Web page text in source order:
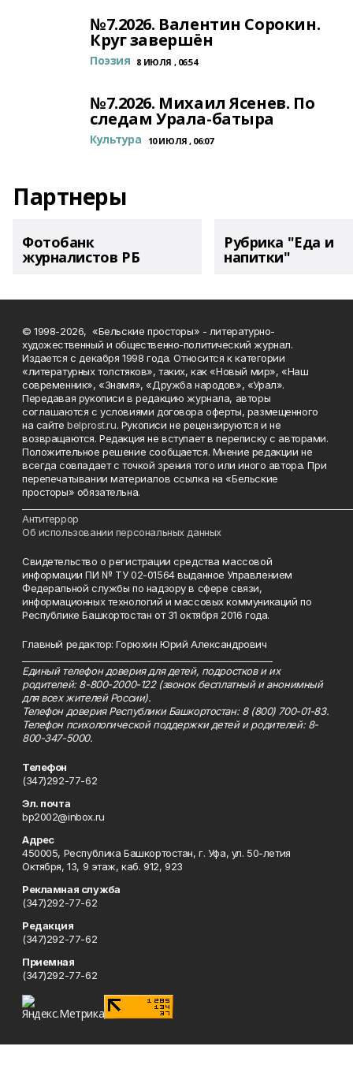
№7.2026. Валентин Сорокин.
Круг завершён
Поэзия 8 ИЮЛЯ , 06:54
№7.2026. Михаил Ясенев. По
следам Урала-батыра
Культура 10 ИЮЛЯ , 06:07
Партнеры
Фотобанк
журналистов РБ
Рубрика "Еда и
напитки"
© 1998-2026, «Бельские просторы» - литературно-
художественный и общественно-политический журнал.
Издается с декабря 1998 года. Относится к категории
«литературных толстяков», таких, как «Новый мир», «Наш
современник», «Знамя», «Дружба народов», «Урал».
Передавая рукописи в редакцию журнала, авторы
соглашаются с условиями договора оферты, размещенного
на сайтеbelprost.ru. Рукописи не рецензируются и не
возвращаются. Редакция не вступает в переписку с авторами.
Положительное решение сообщается. Мнение редакции не
всегда совпадает с точкой зрения того или иного автора. При
перепечатывании материалов ссылка на «Бельские
просторы» обязательна.
Антитеррор
Об использовании персональных данных
Свидетельство о регистрации средства массовой
информации ПИ № ТУ 02-01564 выданное Управлением
Федеральной службы по надзору в сфере связи,
информационных технологий и массовых коммуникаций по
Республике Башкортостан от 31 октября 2016 года.
Главный редактор: Горюхин Юрий Александрович
Единый телефон доверия для детей, подростков и их
родителей: 8-800-2000-122 (звонок бесплатный и анонимный
для всех жителей России).
Телефон доверия Республики Башкортостан: 8 (800) 700-01-83.
Телефон психологической поддержки детей и родителей: 8-
800-347-5000.
Телефон
(347)292-77-62
Эл. почта
bp2002@inbox.ru
Адрес
450005, Республика Башкортостан, г. Уфа, ул. 50-летия
Октября, 13, 9 этаж, каб. 912, 923
Рекламная служба
(347)292-77-62
Редакция
(347)292-77-62
Приемная
(347)292-77-62